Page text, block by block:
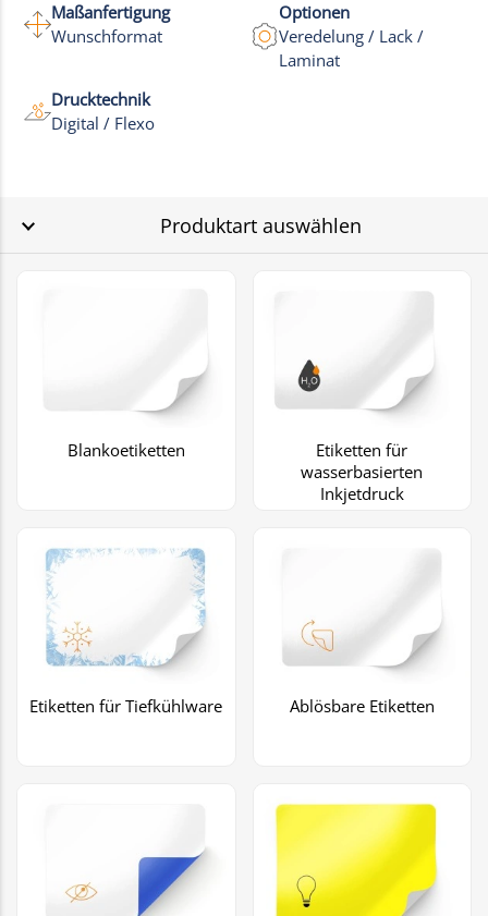
+1
Maßanfertigung
Wunschformat
Optionen
Veredelung / Lack /
Laminat
Drucktechnik
Digital / Flexo
Produktart auswählen
Blankoetiketten
Etiketten für
wasserbasierten
Inkjetdruck
Etiketten für Tiefkühlware Ablösbare Etiketten